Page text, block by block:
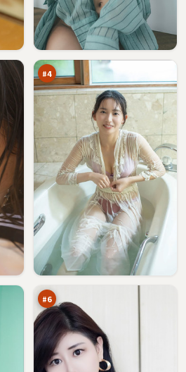
#4
旧
街
假
面
95
万
#6
风
暴
假
面
93
万